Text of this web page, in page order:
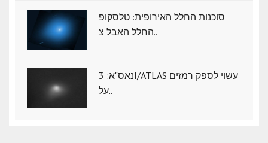
סוכנות החלל האירופית: טלסקופ
החלל האבל צ..
נאס"א: ‏3I/ATLAS עשוי לספק רמזים
על..